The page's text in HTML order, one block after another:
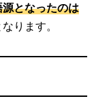
となったのは
なります。